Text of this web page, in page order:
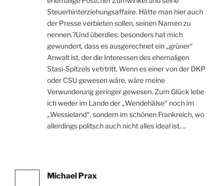
Steuerhinterziehungsaffaire. Hätte man hier auch
der Presse verbieten sollen, seinen Namen zu
nennen.?Und überdies: besonders hat mich
gewundert, dass es ausgerechnet ein „grüner“
Anwalt ist, der die Interessen des ehemaligen
Stasi-Spitzels vetrtritt. Wenn es einer von der DKP
oder CSU gewesen wäre, wäre meine
Verwunderung geringer gewesen. Zum Glück lebe
ich weder im Lande der „Wendehälse“ noch im
„Wessieland“, sondern im schönen Frankreich, wo
allerdings politsch auch nicht alles ideal ist….
Michael Prax